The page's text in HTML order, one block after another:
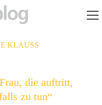
KLAUSS
die auftritt,
zu tun“